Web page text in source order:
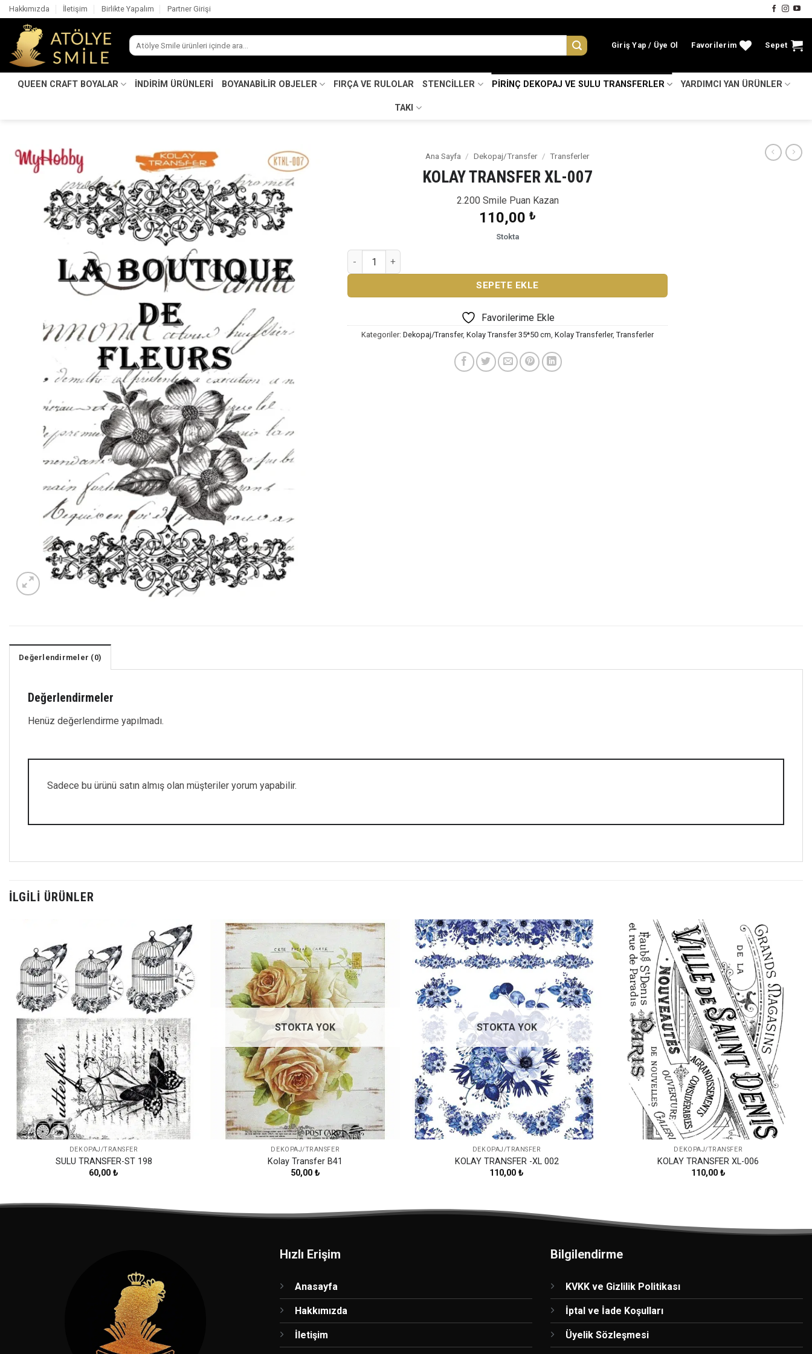
İçeriğe
atla
Hakkımızda İletişim Birlikte Yapalım Partner Girişi
Ara:
Giriş Yap Favorilerim Sepet
QUEEN CRAFT BOYALAR İNDİRİM ÜRÜNLERİ BOYANABİLİR OBJELER FIRÇA VE RULOLAR STENCİLLER PİRİNÇ DEKOPAJ VE SULU TRANSFERLER YARDIMCI YAN ÜRÜNLER
TAKI
Favorilerime
Ana Sayfa / Dekopaj/Transfer / Transferler
KOLAY TRANSFER XL-007
2.200 Smile Puan Kazan
110,00 ₺
Stokta
KOLAY TRANSFER XL-007 adet
SEPETE EKLE
Favorilerime Ekle
Kategoriler: Dekopaj/Transfer, Kolay Transfer 35*50 cm, Kolay Transferler, Transferler
Değerlendirmeler (0)
Değerlendirmeler
Henüz değerlendirme yapılmadı.
Sadece bu ürünü satın almış olan müşteriler yorum yapabilir.
İLGILI ÜRÜNLER
Favorilerime
Ekle
DEKOPAJ/TRANSFER
SULU TRANSFER-ST 198
60,00₺
Favorilerime
Ekle
STOKTA YOK
DEKOPAJ/TRANSFER
Kolay Transfer B41
50,00 ₺
Favorilerime
Ekle
STOKTA YOK
DEKOPAJ/TRANSFER
KOLAY TRANSFER -XL 002
110,00₺
Favorilerime
Ekle
DEKOPAJ/TRANSFER
KOLAY TRANSFER XL-006
110,00 ₺
Hızlı Erişim
Anasayfa
Hakkımızda
İletişim
Bilgilendirme
KVKK ve Gizlilik Politikası
İptal ve İade Koşulları
Üyelik Sözleşmesi